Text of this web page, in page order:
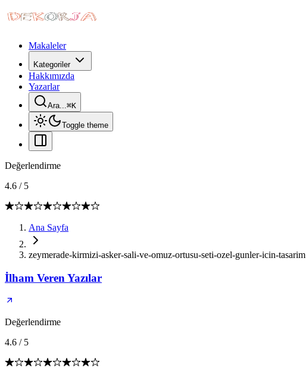
Makaleler
Kategoriler
Hakkımızda
Yazarlar
Ara...⌘K
Toggle theme
Değerlendirme
4.6 / 5
Ana Sayfa
zeymerade-kirmizi-asker-sali-ve-omuz-ortusu-seti-ozel-gunler-icin-tasarim
İlham Veren Yazılar
Değerlendirme
4.6 / 5